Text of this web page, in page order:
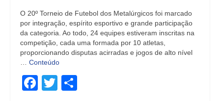
O 20º Torneio de Futebol dos Metalúrgicos foi marcado
por integração, espírito esportivo e grande participação
da categoria. Ao todo, 24 equipes estiveram inscritas na
competição, cada uma formada por 10 atletas,
proporcionando disputas acirradas e jogos de alto nível
… Conteúdo
Facebook
Twitter